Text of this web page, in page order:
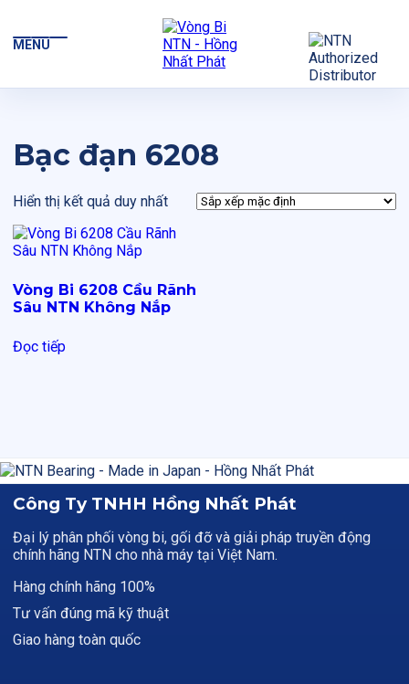
MENU
Bạc đạn 6208
Hiển thị kết quả duy nhất
Vòng Bi 6208 Cầu Rãnh
Sâu NTN Không Nắp
Đọc tiếp
Công Ty TNHH Hồng Nhất Phát
Đại lý phân phối vòng bi, gối đỡ và giải pháp truyền động
chính hãng NTN cho nhà máy tại Việt Nam.
Hàng chính hãng 100%
Tư vấn đúng mã kỹ thuật
Giao hàng toàn quốc